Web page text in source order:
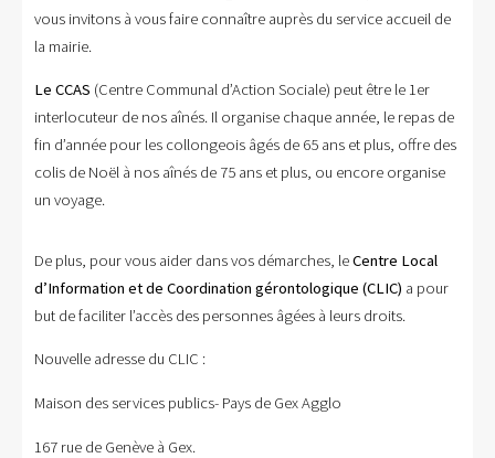
vous invitons à vous faire connaître auprès du service accueil de
la mairie.
Le CCAS (Centre Communal d’Action Sociale) peut être le 1er
interlocuteur de nos aînés. Il organise chaque année, le repas de
fin d’année pour les collongeois âgés de 65 ans et plus, offre des
colis de Noël à nos aînés de 75 ans et plus, ou encore organise
un voyage.
De plus, pour vous aider dans vos démarches, leCentre Local
d’Information et de Coordination gérontologique (CLIC) a pour
but de faciliter l’accès des personnes âgées à leurs droits.
Nouvelle adresse du CLIC :
Maison des services publics- Pays de Gex Agglo
167 rue de Genève à Gex.